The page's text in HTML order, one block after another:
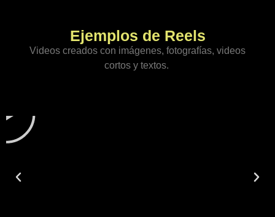
Ejemplos de Reels
Videos creados con imágenes, fotografías, videos
cortos y textos.